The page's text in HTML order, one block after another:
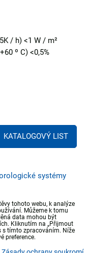
/ h) <1 W / m²
º C) <0,5%
KATALOGOVÝ LIST
systémy
produkt
tohoto webu, k analýze
Můžeme k tomu
data mohou být
Kliknutím na „Přijmout
s tímto zpracováním. Níže
preference.